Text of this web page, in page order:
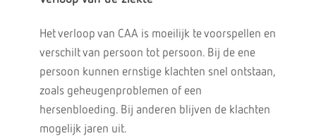
Het verloop van CAA is moeilijk te voorspellen en
verschilt van persoon tot persoon. Bij de ene
persoon kunnen ernstige klachten snel ontstaan,
zoals geheugenproblemen of een
hersenbloeding. Bij anderen blijven de klachten
mogelijk jaren uit.